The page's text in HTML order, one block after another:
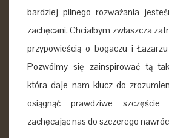
bardziej pilnego rozważania
zachęcani. Chciałbym zwłaszcza
przypowieścią o bogaczu i
Pozwólmy się zainspirować tą
która daje nam klucz do
osiągnąć prawdziwe
zachęcając nas do szczerego